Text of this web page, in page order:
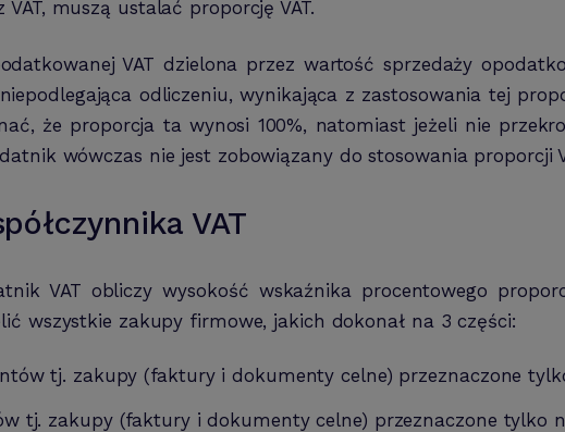
muszą ustalać proporcję VAT.
VAT dzielona przez wartość sprzedaży
odliczeniu, wynikająca z zastosowania tej
że proporcja ta wynosi 100%, natomiast jeżeli nie
wówczas nie jest zobowiązany do stosowania proporcji
VAT
VAT obliczy wysokość wskaźnika procentowego
wszystkie zakupy firmowe, jakich dokonał na 3 części:
tj. zakupy (faktury i dokumenty celne) przeznaczone
tj. zakupy (faktury i dokumenty celne) przeznaczone tylko